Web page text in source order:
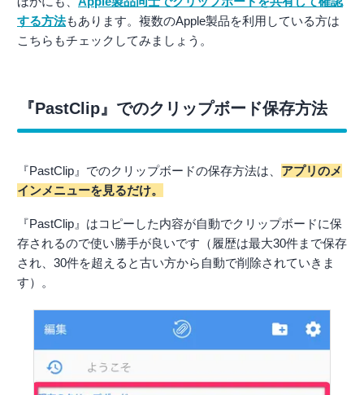
する方法もあります。複数のApple製品を利用している方は
こちらもチェックしてみましょう。
『PastClip』でのクリップボード保存方法
『PastClip』でのクリップボードの保存方法は、 アプリのメ
インメニューを見るだけ。
『PastClip』はコピーした内容が自動でクリップボードに保
存されるので使い勝手が良いです（履歴は最大30件まで保存
され、30件を超えると古い方から自動で削除されていきま
す）。